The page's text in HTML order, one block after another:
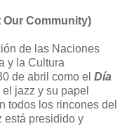
Our Community)
de las Naciones
y la Cultura
de abril como el Día
jazz y su papel
todos los rincones del
está presidido y